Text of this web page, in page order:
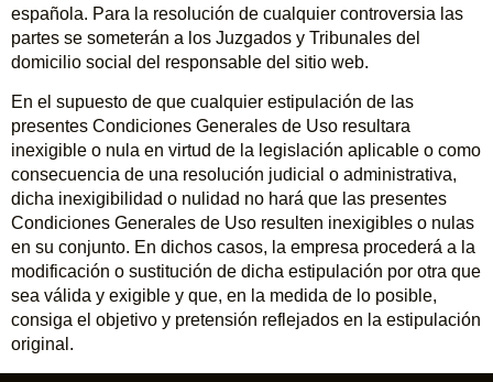
española. Para la resolución de cualquier controversia las
partes se someterán a los Juzgados y Tribunales del
domicilio social del responsable del sitio web.
En el supuesto de que cualquier estipulación de las
presentes Condiciones Generales de Uso resultara
inexigible o nula en virtud de la legislación aplicable o como
consecuencia de una resolución judicial o administrativa,
dicha inexigibilidad o nulidad no hará que las presentes
Condiciones Generales de Uso resulten inexigibles o nulas
en su conjunto. En dichos casos, la empresa procederá a la
modificación o sustitución de dicha estipulación por otra que
sea válida y exigible y que, en la medida de lo posible,
consiga el objetivo y pretensión reflejados en la estipulación
original.